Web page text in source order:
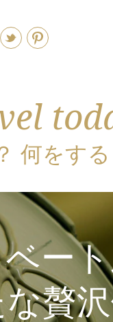
何をする
ー
贅